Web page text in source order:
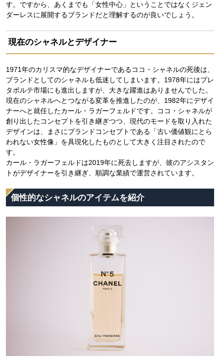
す。ですから、あくまでも「女性中心」ということではなくジェン
ダーレスに展開するブランドだと理解するのが良いでしょう。
現在のシャネルとデザイナー
1971年のカリスマ的なデザイナーであるココ・シャネルの死後は、
ブランドとしてのシャネルも低迷してしまいます。1978年にはプレ
タポルテ市場にも進出しますが、大きな躍進はありませんでした。
現在のシャネルへとつながる変革を推進したのが、1982年にデザイ
ナーへと就任したカール・ラガーフェルドです。ココ・シャネルが
創り出したコンセプトを引き継ぎつつ、現代のモードを取り入れた
デザインは、まさにブランドコンセプトである「古い価値観にとら
われない女性像」を具現化したものとして大きく注目されたので
す。
カール・ラガーフェルドは2019年に死去しますが、彼のアシスタン
トがデザイナーを引き継ぎ、順調な業績で運営されています。
個性的なシャネルのアイテムを紹介